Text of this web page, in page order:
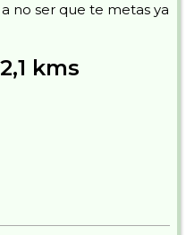
no ser que te metas ya
kms